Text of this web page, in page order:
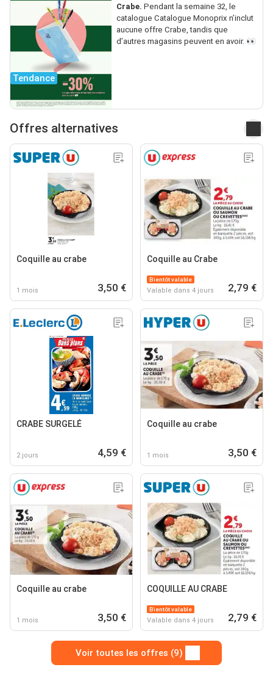
Tendance
Crabe. Pendant la semaine 32, le
catalogue Catalogue Monoprix n’inclut
aucune offre Crabe, tandis que
d’autres magasins peuvent en avoir. 👀
Offres alternatives
Coquille au crabe
1 mois 3,50 €
Coquille au Crabe
Bientôt valable
Valable dans 4 jours 2,79 €
CRABE SURGELÉ
2 jours 4,59 €
Coquille au crabe
1 mois 3,50 €
Coquille au crabe
1 mois 3,50 €
COQUILLE AU CRABE
Bientôt valable
Valable dans 4 jours 2,79 €
Voir toutes les offres (9)